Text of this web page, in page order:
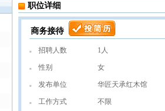
职位详细
商务接待
招聘人数 1人
性别 女
发布单位 华匠天承红木馆
工作方式 不限